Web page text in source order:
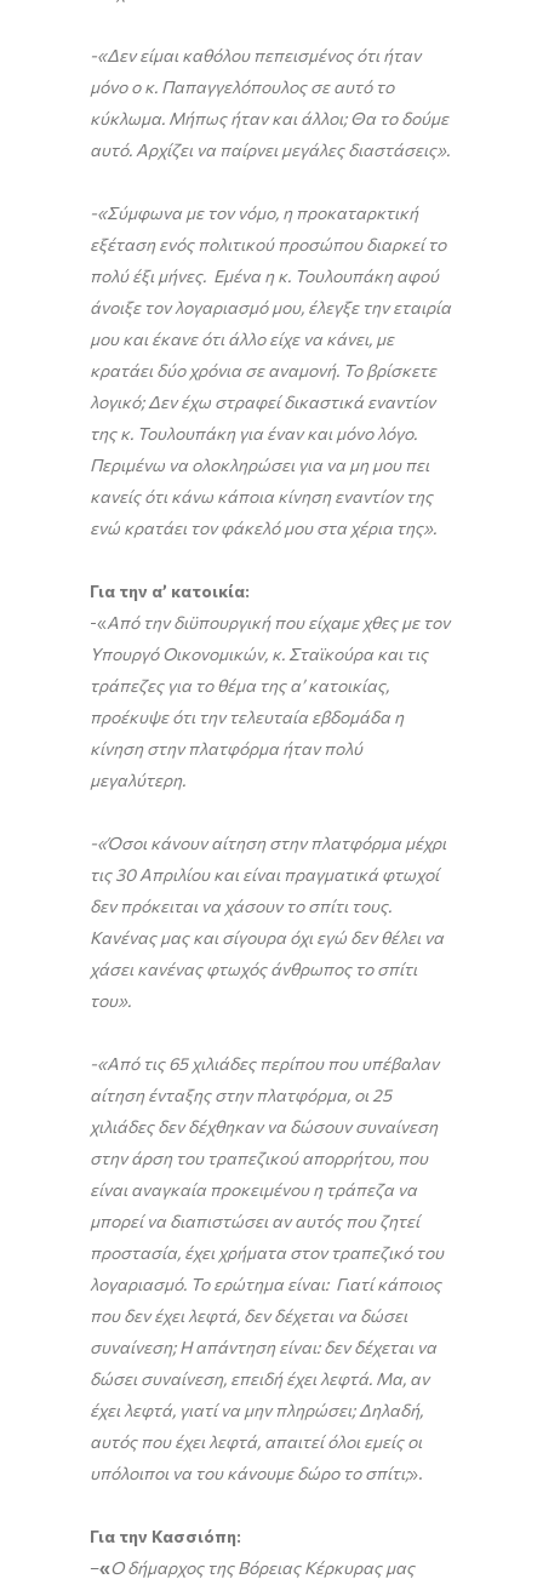
-«Δεν είμαι καθόλου πεπεισμένος ότι ήταν
μόνο ο κ. Παπαγγελόπουλος σε αυτό το
κύκλωμα. Μήπως ήταν και άλλοι; Θα το δούμε
αυτό. Αρχίζει να παίρνει μεγάλες διαστάσεις».
-«Σύμφωνα με τον νόμο, η προκαταρκτική
εξέταση ενός πολιτικού προσώπου διαρκεί το
πολύ έξι μήνες. Εμένα η κ. Τουλουπάκη αφού
άνοιξε τον λογαριασμό μου, έλεγξε την εταιρία
μου και έκανε ότι άλλο είχε να κάνει, με
κρατάει δύο χρόνια σε αναμονή. Το βρίσκετε
λογικό; Δεν έχω στραφεί δικαστικά εναντίον
της κ. Τουλουπάκη για έναν και μόνο λόγο.
Περιμένω να ολοκληρώσει για να μη μου πει
κανείς ότι κάνω κάποια κίνηση εναντίον της
ενώ κρατάει τον φάκελό μου στα χέρια της».
Για την α’ κατοικία:
-«Από την διϋπουργική που είχαμε χθες με τον
Υπουργό Οικονομικών, κ. Σταϊκούρα και τις
τράπεζες για το θέμα της α’ κατοικίας,
προέκυψε ότι την τελευταία εβδομάδα η
κίνηση στην πλατφόρμα ήταν πολύ
μεγαλύτερη.
-«Όσοι κάνουν αίτηση στην πλατφόρμα μέχρι
τις 30 Απριλίου και είναι πραγματικά φτωχοί
δεν πρόκειται να χάσουν το σπίτι τους.
Κανένας μας και σίγουρα όχι εγώ δεν θέλει να
χάσει κανένας φτωχός άνθρωπος το σπίτι
του».
-«Από τις 65 χιλιάδες περίπου που υπέβαλαν
αίτηση ένταξης στην πλατφόρμα, οι 25
χιλιάδες δεν δέχθηκαν να δώσουν συναίνεση
στην άρση του τραπεζικού απορρήτου, που
είναι αναγκαία προκειμένου η τράπεζα να
μπορεί να διαπιστώσει αν αυτός που ζητεί
προστασία, έχει χρήματα στον τραπεζικό του
λογαριασμό. Το ερώτημα είναι: Γιατί κάποιος
που δεν έχει λεφτά, δεν δέχεται να δώσει
συναίνεση; Η απάντηση είναι: δεν δέχεται να
δώσει συναίνεση, επειδή έχει λεφτά. Μα, αν
έχει λεφτά, γιατί να μην πληρώσει; Δηλαδή,
αυτός που έχει λεφτά, απαιτεί όλοι εμείς οι
υπόλοιποι να του κάνουμε δώρο το σπίτι;».
Για την Κασσιόπη:
–«Ο δήμαρχος της Βόρειας Κέρκυρας μας